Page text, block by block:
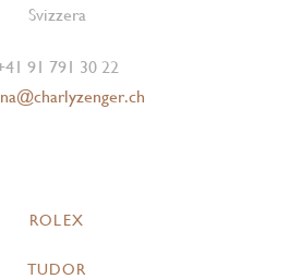
Svizzera
91 791 30 22
ROLEX
TUDOR